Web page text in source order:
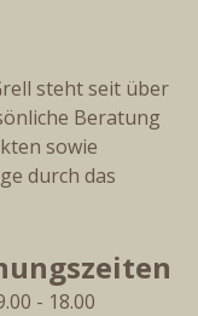
steht seit über
Beratung
sowie
durch das
- 18.00